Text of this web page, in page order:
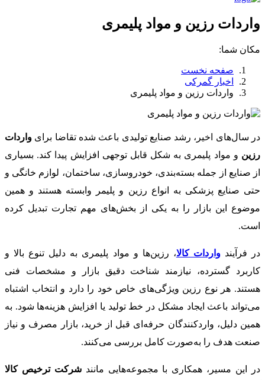
واردات رزین و مواد پلیمری
مکان شما:
صفحه نخست
اخبار گمرکی
واردات رزین و مواد پلیمری
در سال‌های اخیر، رشد صنایع تولیدی باعث شده تقاضا برای واردات
رزین و مواد پلیمری به شکل قابل توجهی افزایش پیدا کند. بسیاری
از صنایع از جمله بسته‌بندی، خودروسازی، ساختمان، لوازم خانگی و
حتی صنایع پزشکی به انواع رزین و پلیمر وابسته هستند و همین
موضوع این بازار را به یکی از بخش‌های مهم تجارت تبدیل کرده
است.
در فرآیندواردات کالا، رزین‌ها و مواد پلیمری به دلیل تنوع بالا و
کاربرد گسترده، نیازمند شناخت دقیق بازار و مشخصات فنی
هستند. هر نوع رزین ویژگی‌های خاص خود را دارد و انتخاب اشتباه
می‌تواند باعث ایجاد مشکل در خط تولید یا افزایش هزینه‌ها شود. به
همین دلیل، واردکنندگان حرفه‌ای قبل از خرید، بازار مصرف و نیاز
صنعت هدف را به‌صورت کامل بررسی می‌کنند.
در این مسیر، همکاری با مجموعه‌هایی مانندشرکت ترخیص کالا